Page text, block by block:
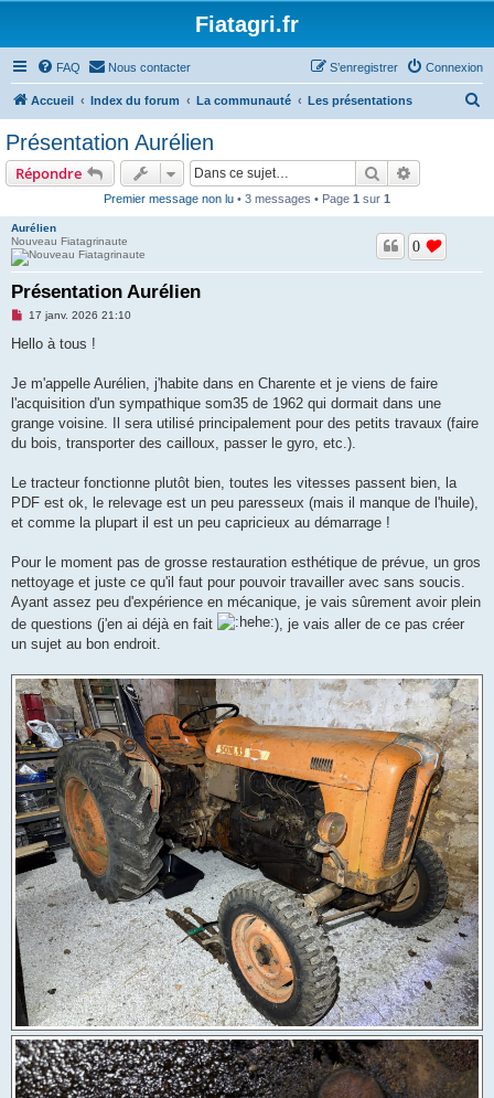
Fiatagri.fr
FAQ Nous contacter Connexion
S’enregistrer
Accueil Index du forum La communauté Les présentations
Présentation Aurélien
Répondre Rechercher
Premier message non lu • 3 messages • Page 1 sur 1
Aurélien
Nouveau Fiatagrinaute
Présentation Aurélien
0
M
s
g
n
o
l
17 janv. 2026 21:10
Hello à tous !
Je m'appelle Aurélien, j'habite dans en Charente et je viens de faire
l'acquisition d'un sympathique som35 de 1962 qui dormait dans une
grange voisine. Il sera utilisé principalement pour des petits travaux (faire
du bois, transporter des cailloux, passer le gyro, etc.).
Le tracteur fonctionne plutôt bien, toutes les vitesses passent bien, la
PDF est ok, le relevage est un peu paresseux (mais il manque de l'huile),
et comme la plupart il est un peu capricieux au démarrage !
Pour le moment pas de grosse restauration esthétique de prévue, un gros
nettoyage et juste ce qu'il faut pour pouvoir travailler avec sans soucis.
Ayant assez peu d'expérience en mécanique, je vais sûrement avoir plein
de questions (j'en ai déjà en fait
), je vais aller de ce pas créer
un sujet au bon endroit.